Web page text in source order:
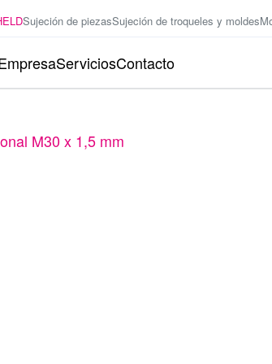
Sujeción de piezasSujeción de troqueles y moldes
ServiciosContacto
M30 x 1,5 mm